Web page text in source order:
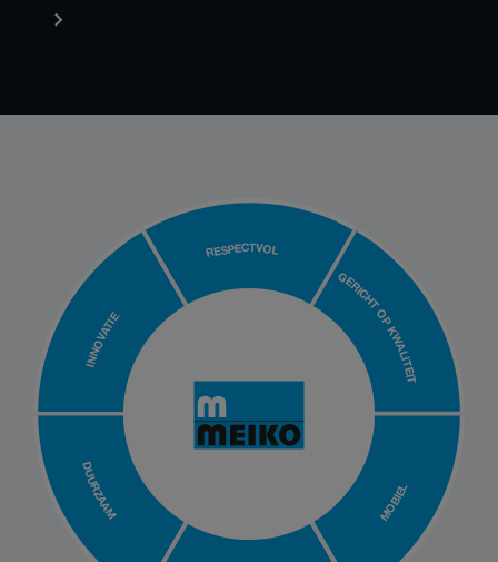
INNOVATIE
DUURZAAM MOBIEL
GERICHT OP KWALITEIT
RESPECTVOL